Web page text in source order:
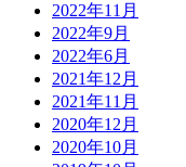
2022年11月
2022年9月
2022年6月
2021年12月
2021年11月
2020年12月
2020年10月